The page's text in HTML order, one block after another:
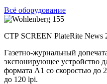
Всё оборудование
СТР SCREEN PlateRite News
Газетно-журнальный
экспонирующее устройство
формата А1 со скоростью до
до 120 lpi.